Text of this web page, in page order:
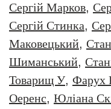
Сергій Марков,
Сергій Стинка,
Маковецький,
Шиманський,
Товарищ У, Фарух
Оеренс, Юліана